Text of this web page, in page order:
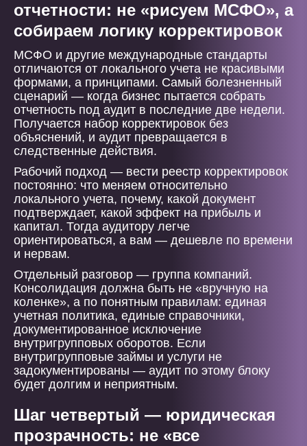
отчетности: не «рисуем МСФО», а
собираем логику корректировок
МСФО и другие международные стандарты
отличаются от локального учета не красивыми
формами, а принципами. Самый болезненный
сценарий — когда бизнес пытается собрать
отчетность под аудит в последние две недели.
Получается набор корректировок без
объяснений, и аудит превращается в
следственные действия.
Рабочий подход — вести реестр корректировок
постоянно: что меняем относительно
локального учета, почему, какой документ
подтверждает, какой эффект на прибыль и
капитал. Тогда аудитору легче
ориентироваться, а вам — дешевле по времени
и нервам.
Отдельный разговор — группа компаний.
Консолидация должна быть не «вручную на
коленке», а по понятным правилам: единая
учетная политика, единые справочники,
документированное исключение
внутригрупповых оборотов. Если
внутригрупповые займы и услуги не
задокументированы — аудит по этому блоку
будет долгим и неприятным.
Шаг четвертый — юридическая
прозрачность: не «все